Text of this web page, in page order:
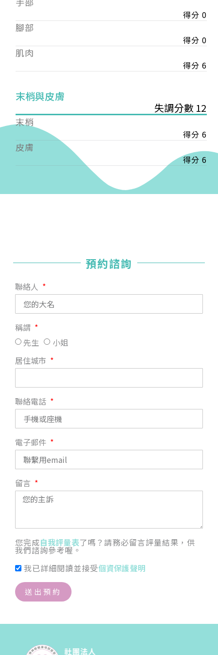
得分 0
腳部
得分 0
肌肉
得分 6
末梢與皮膚
失調分數 12
末梢
得分 6
皮膚
得分 6
預約諮詢
聯絡人
稱謂
先生
小姐
居住城市
聯絡電話
電子郵件
留言
您完成自我評量表了嗎？請務必留言評量結果，供
我們諮詢參考喔。
我已詳細閱讀並接受個資保護聲明
送出預約
會審核通過後即通知您進行繳費，繳費資訊如下
【會費】
個人會員:
入會費新臺幣1200元，於會員入會時繳納；常年會
費1200元，於每年度繳納。
費3000元，於每年度繳納。
戶名: 社團法人台灣自律神經健康培訓暨發展協會
帳號: 003-03-501566-2
銀行: (013) 國泰世華 南京東路分行